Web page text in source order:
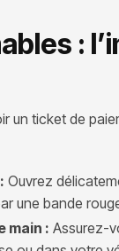
:
un ticket de
Ouvrez
une bande
main : Assurez-